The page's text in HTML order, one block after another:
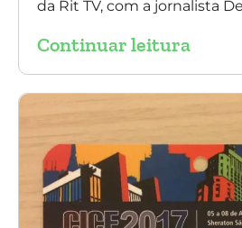
da Rit TV, com a jornalista
Continuar leitura